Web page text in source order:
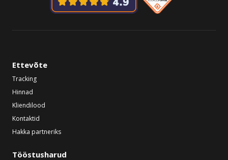
Ettevõte
Tracking
Hinnad
Kliendilood
Kontaktid
Hakka partneriks
Tööstusharud